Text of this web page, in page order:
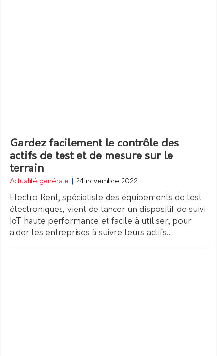
Gardez facilement le contrôle des
actifs de test et de mesure sur le
terrain
Actualité générale 24 novembre 2022
Electro Rent, spécialiste des équipements de test
électroniques, vient de lancer un dispositif de suivi
IoT haute performance et facile à utiliser, pour
aider les entreprises à suivre leurs actifs…